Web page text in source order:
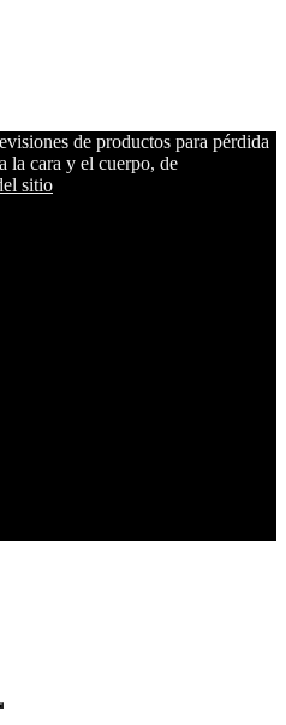
de productos para pérdida
la cara y el cuerpo, de
sitio